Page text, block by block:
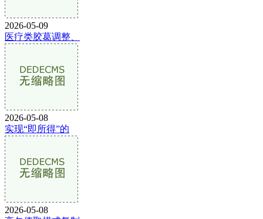
2026-05-09
医疗类胶葛调整、
2026-05-08
实现“即所得”的
2026-05-08